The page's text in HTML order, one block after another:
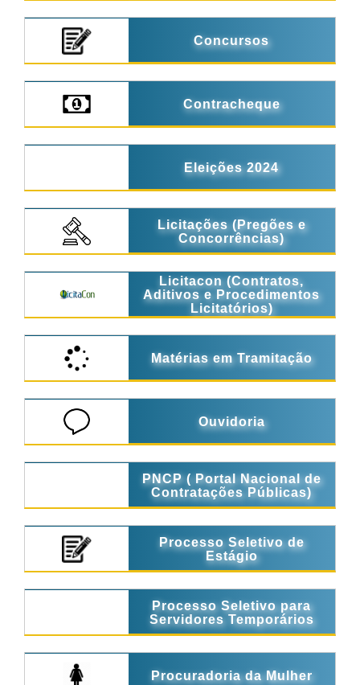
Concursos
Contracheque
Eleições 2024
Licitações (Pregões e
Concorrências)
Licitacon (Contratos,
Aditivos e Procedimentos
Licitatórios)
Matérias em Tramitação
Ouvidoria
PNCP ( Portal Nacional de
Contratações Públicas)
Processo Seletivo de
Estágio
Processo Seletivo para
Servidores Temporários
Procuradoria da Mulher